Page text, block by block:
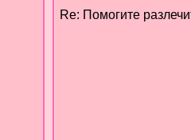
Re: Помогите